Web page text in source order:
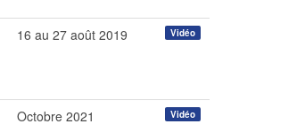
Vidéo
16 au 27 août 2019
Vidéo
Octobre 2021